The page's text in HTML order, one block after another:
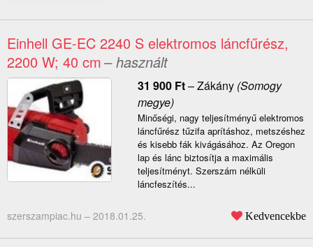
Einhell GE-EC 2240 S elektromos láncfűrész,
2200 W; 40 cm– használt
31 900 Ft–Zákány(Somogy
megye)
Minőségi, nagy teljesítményű elektromos
láncfűrész tűzifa aprításhoz, metszéshez
és kisebb fák kivágásához. Az Oregon
lap és lánc biztosítja a maximális
teljesítményt. Szerszám nélküli
láncfeszítés...
szerszampiac.hu – 2018.01.25. Kedvencekbe